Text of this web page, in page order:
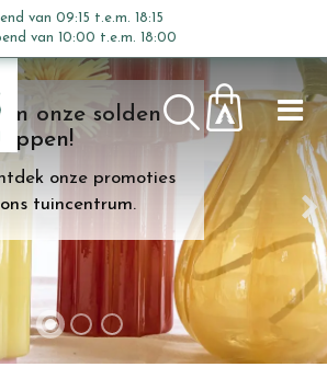
onze solden
onze promoties
tuincentrum.
van 09:15 t.e.m. 18:15
van 10:00 t.e.m. 18:00